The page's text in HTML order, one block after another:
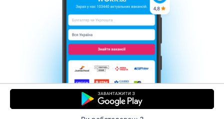
Контакти Про нас
Кар’єра
Допомога Умови використання